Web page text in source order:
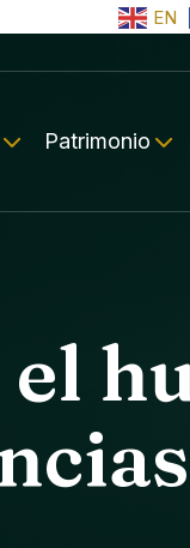
EN
Patrimonio
el